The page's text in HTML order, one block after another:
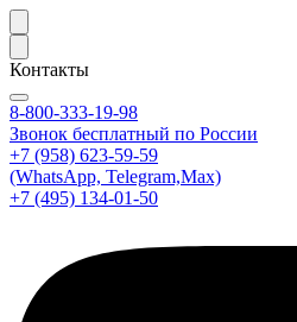
Контакты
8-800-333-19-98
Звонок бесплатный по России
+7 (958) 623-59-59
(WhatsApp, Telegram,Max)
+7 (495) 134-01-50